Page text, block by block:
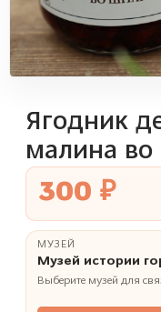
Ягодник
малина
300 ₽
МУЗЕЙ
Музей истории
Выберите музей для